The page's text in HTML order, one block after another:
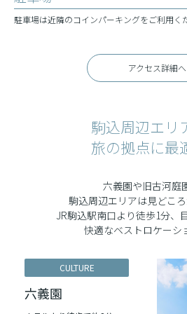
駐車場は近隣のコインパーキングをご利用く
アクセス詳細へ
駒込周辺エリ
旅の拠点に最
六義園や旧古河庭
駒込周辺エリアは見どころ
JR駒込駅南口より徒歩1分、
快適なベストロケーシ
CULTURE
六義園